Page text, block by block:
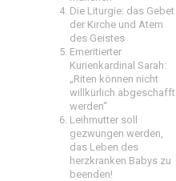
Die Liturgie: das Gebet
der Kirche und Atem
des Geistes
Emeritierter
Kurienkardinal Sarah:
„Riten können nicht
willkürlich abgeschafft
werden“
Leihmutter soll
gezwungen werden,
das Leben des
herzkranken Babys zu
beenden!